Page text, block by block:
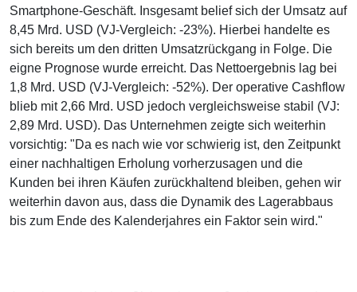
Smartphone-Geschäft. Insgesamt belief sich der Umsatz auf
8,45 Mrd. USD (VJ-Vergleich: -23%). Hierbei handelte es
sich bereits um den dritten Umsatzrückgang in Folge. Die
eigne Prognose wurde erreicht. Das Nettoergebnis lag bei
1,8 Mrd. USD (VJ-Vergleich: -52%). Der operative Cashflow
blieb mit 2,66 Mrd. USD jedoch vergleichsweise stabil (VJ:
2,89 Mrd. USD). Das Unternehmen zeigte sich weiterhin
vorsichtig: "Da es nach wie vor schwierig ist, den Zeitpunkt
einer nachhaltigen Erholung vorherzusagen und die
Kunden bei ihren Käufen zurückhaltend bleiben, gehen wir
weiterhin davon aus, dass die Dynamik des Lagerabbaus
bis zum Ende des Kalenderjahres ein Faktor sein wird."